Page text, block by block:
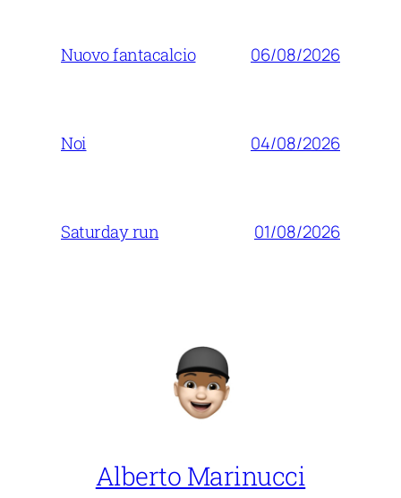
Nuovo fantacalcio 06/08/2026
Noi 04/08/2026
Saturday run 01/08/2026
Alberto Marinucci